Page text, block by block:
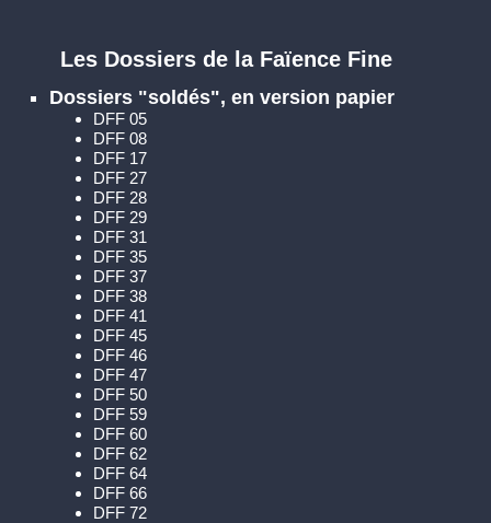
Les Dossiers de la Faïence Fine
Dossiers "soldés", en version papier
DFF 05
DFF 08
DFF 17
DFF 27
DFF 28
DFF 29
DFF 31
DFF 35
DFF 37
DFF 38
DFF 41
DFF 45
DFF 46
DFF 47
DFF 50
DFF 59
DFF 60
DFF 62
DFF 64
DFF 66
DFF 72